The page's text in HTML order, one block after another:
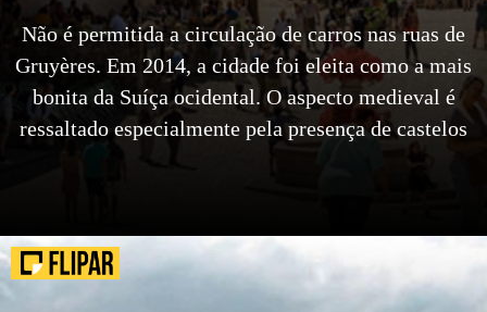
Não é permitida a circulação de carros nas ruas de
Gruyères. Em 2014, a cidade foi eleita como a mais
bonita da Suíça ocidental. O aspecto medieval é
ressaltado especialmente pela presença de castelos